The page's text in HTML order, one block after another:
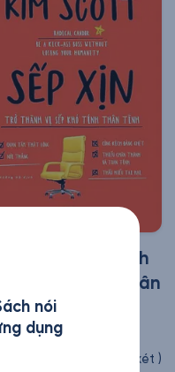
Xịn - Trở Thành
Sếp Khó Tính Thân
Scott
Nhận xét )
nói
dụng